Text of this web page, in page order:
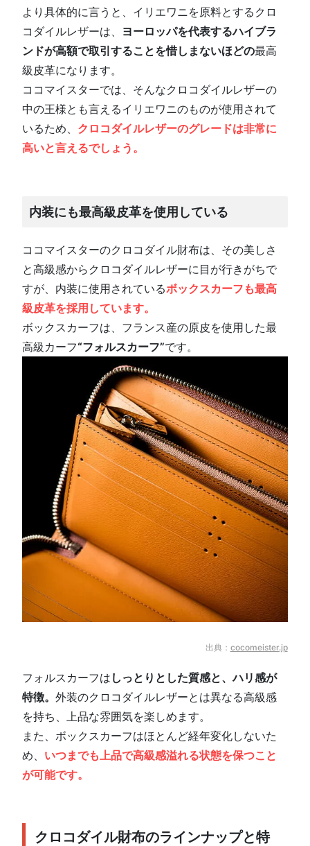
より具体的に言うと、イリエワニを原料とするクロ
コダイルレザーは、 ヨーロッパを代表するハイブラ
ンドが高額で取引することを惜しまないほどの最高
級皮革になります。
ココマイスターでは、そんなクロコダイルレザーの
中の王様とも言えるイリエワニのものが使用されて
いるため、 クロコダイルレザーのグレードは非常に
高いと言えるでしょう。
内装にも最高級皮革を使用している
ココマイスターのクロコダイル財布は、その美しさ
と高級感からクロコダイルレザーに目が行きがちで
すが、内装に使用されているボックスカーフも最高
級皮革を採用しています。
ボックスカーフは、フランス産の原皮を使用した最
高級カーフ“フォルスカーフ”です。
出典： cocomeister.jp
フォルスカーフは しっとりとした質感と、ハリ感が
特徴。外装のクロコダイルレザーとは異なる高級感
を持ち、上品な雰囲気を楽しめます。
また、ボックスカーフはほとんど経年変化しないた
め、 いつまでも上品で高級感溢れる状態を保つこと
が可能です。
クロコダイル財布のラインナップと特